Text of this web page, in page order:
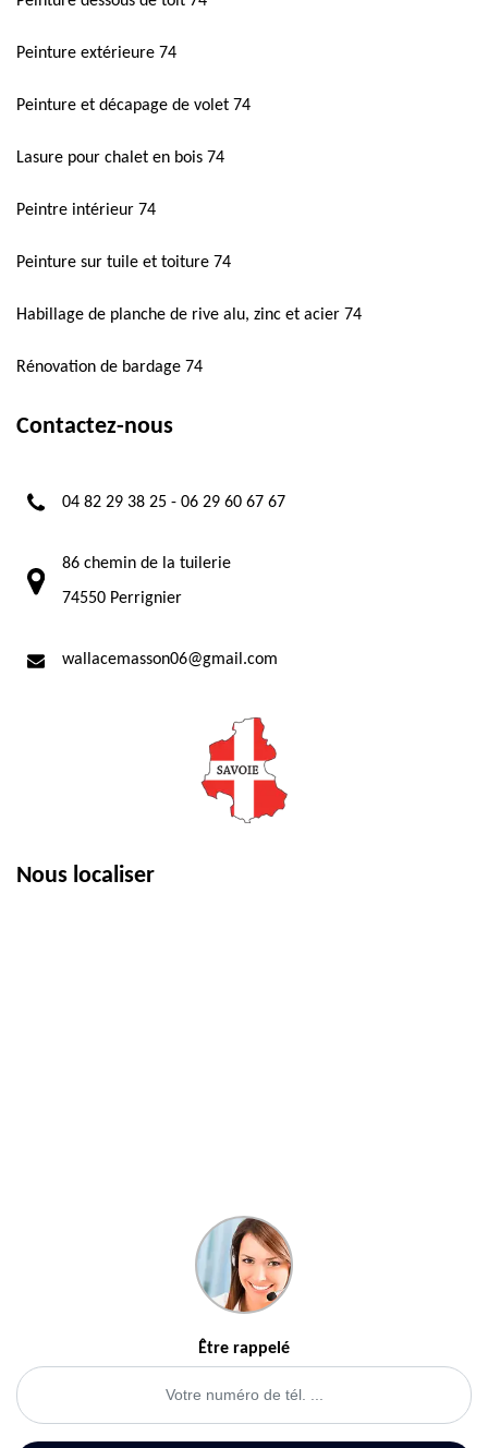
Peinture extérieure 74
Peinture et décapage de volet 74
Lasure pour chalet en bois 74
Peintre intérieur 74
Peinture sur tuile et toiture 74
Habillage de planche de rive alu, zinc et acier 74
Rénovation de bardage 74
Contactez-nous
04 82 29 38 25 - 06 29 60 67 67
86 chemin de la tuilerie
74550 Perrignier
wallacemasson06@gmail.com
Nous localiser
Être rappelé